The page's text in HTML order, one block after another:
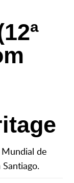
de